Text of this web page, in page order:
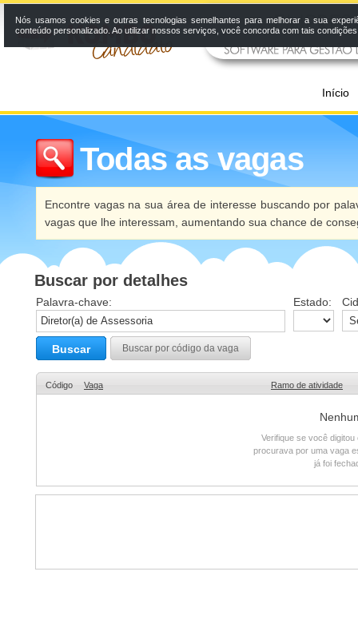
Início
Todas as vagas
Encontre vagas na sua área de interesse buscando por
vagas que lhe interessam, aumentando sua chance de
Buscar por detalhes
Palavra-chave: Estado:
Buscar Buscar por código da vaga
Código Vaga Ramo de atividade
Verifique se você
procurava por uma vaga
já foi
Nós usamos cookies e outras tecnologias semelhantes para melhorar a sua
conteúdo personalizado. Ao utilizar nossos serviços, você concorda com tais